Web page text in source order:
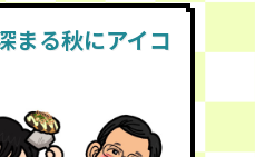
る秋にアイコ